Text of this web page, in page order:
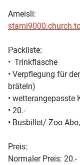
Ameisli:
Packliste:
•⁠ ⁠Trinkflasche
•⁠ Verpflegung für
bräteln)
•⁠ ⁠wetterangepasste
•⁠ ⁠20.-
•⁠ ⁠Busbillet/ Zoo
Preis:
Normaler Preis: 20.-